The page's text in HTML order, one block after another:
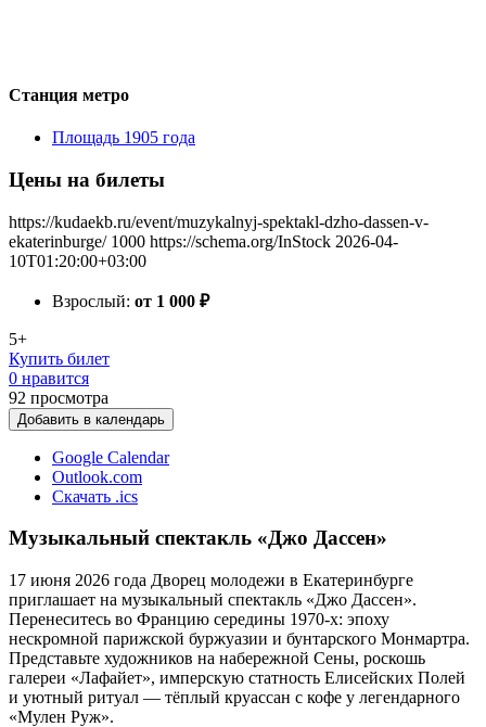
Станция метро
Площадь 1905 года
Цены на билеты
https://kudaekb.ru/event/muzykalnyj-spektakl-dzho-dassen-v-
ekaterinburge/ 1000 https://schema.org/InStock 2026-04-
10T01:20:00+03:00
Взрослый: от 1 000 ₽
5+
Купить билет
0 нравится
92 просмотра
Добавить в календарь
Google Calendar
Outlook.com
Скачать .ics
Музыкальный спектакль «Джо Дассен»
17 июня 2026 года Дворец молодежи в Екатеринбурге
приглашает на музыкальный спектакль «Джо Дассен».
Перенеситесь во Францию середины 1970-х: эпоху
нескромной парижской буржуазии и бунтарского Монмартра.
Представьте художников на набережной Сены, роскошь
галереи «Лафайет», имперскую статность Елисейских Полей
и уютный ритуал — тёплый круассан с кофе у легендарного
«Мулен Руж».